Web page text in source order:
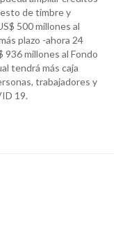
de timbre y
500 millones al
plazo -ahora 24
936 millones al Fondo
tendrá más caja
trabajadores y
19.